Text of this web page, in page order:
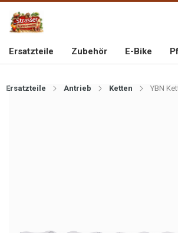
IMPORTEUR VON HOCHWERTIGEN FAHRRAD- UND
Ersatzteile Zubehör E-Bike
Ersatzteile Antrieb Ketten YBN